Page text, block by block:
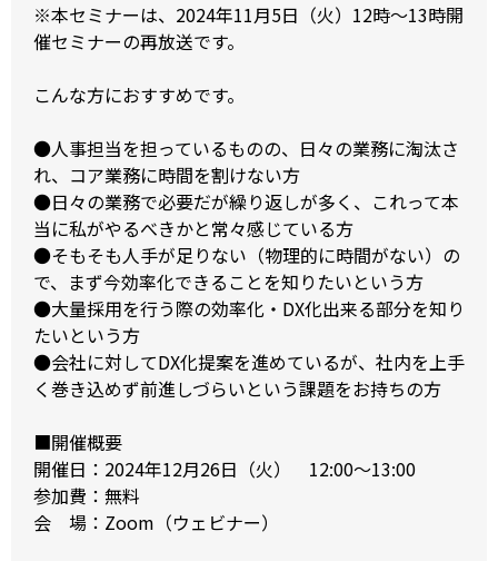
※本セミナーは、2024年11月5日（火）12時～13時開
催セミナーの再放送です。
こんな方におすすめです。
●人事担当を担っているものの、日々の業務に淘汰さ
れ、コア業務に時間を割けない方
●日々の業務で必要だが繰り返しが多く、これって本
当に私がやるべきかと常々感じている方
●そもそも人手が足りない（物理的に時間がない）の
で、まず今効率化できることを知りたいという方
●大量採用を行う際の効率化・DX化出来る部分を知り
たいという方
●会社に対してDX化提案を進めているが、社内を上手
く巻き込めず前進しづらいという課題をお持ちの方
■開催概要
開催日：2024年12月26日（火） 12:00～13:00
参加費：無料
会 場：Zoom（ウェビナー）